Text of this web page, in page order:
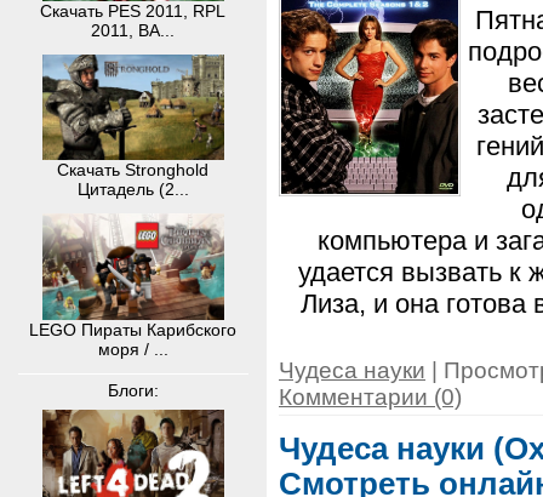
Скачать PES 2011, RPL
2011, BA...
Скачать Stronghold
Цитадель (2...
LEGO Пираты Карибского
моря / ...
Блоги:
компьютера и
удается вызвать к
Лиза, и она
Чудеса науки |
Комментарии (0)
Чудеса науки
Смотреть